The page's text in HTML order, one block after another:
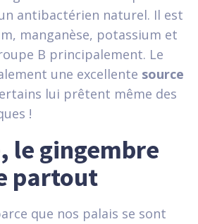
antibactérien naturel. Il est
manganèse, potassium et
B principalement. Le
une excellente source
lui prêtent même des
!
le gingembre
partout
que nos palais se sont